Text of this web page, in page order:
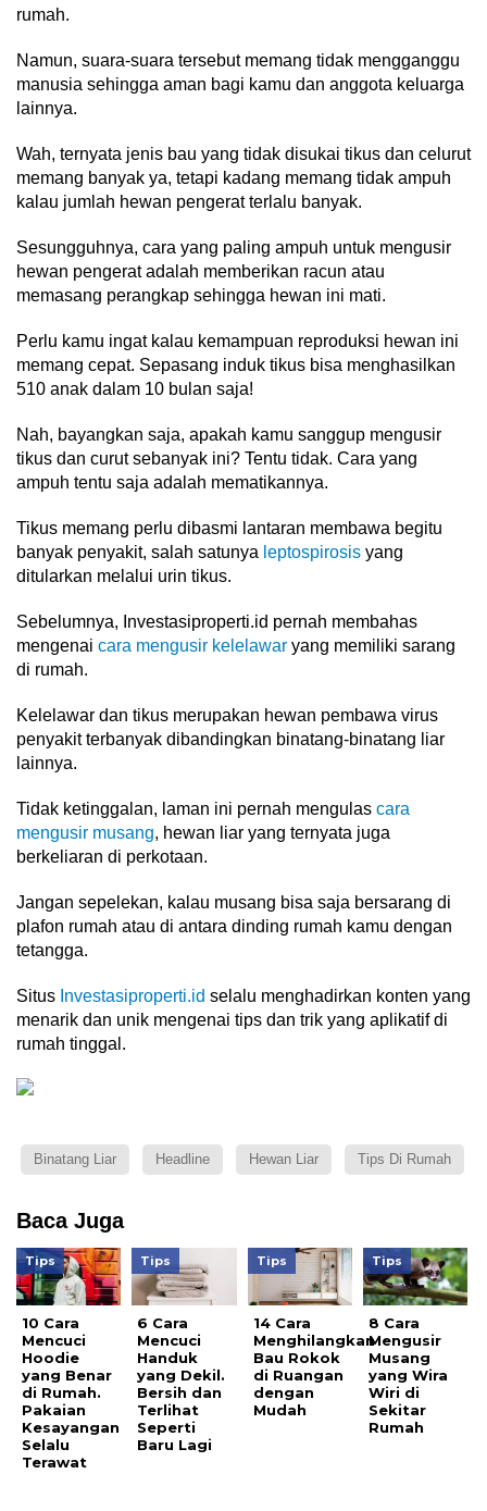
rumah.
Namun, suara-suara tersebut memang tidak mengganggu
manusia sehingga aman bagi kamu dan anggota keluarga
lainnya.
Wah, ternyata jenis bau yang tidak disukai tikus dan celurut
memang banyak ya, tetapi kadang memang tidak ampuh
kalau jumlah hewan pengerat terlalu banyak.
Sesungguhnya, cara yang paling ampuh untuk mengusir
hewan pengerat adalah memberikan racun atau
memasang perangkap sehingga hewan ini mati.
Perlu kamu ingat kalau kemampuan reproduksi hewan ini
memang cepat. Sepasang induk tikus bisa menghasilkan
510 anak dalam 10 bulan saja!
Nah, bayangkan saja, apakah kamu sanggup mengusir
tikus dan curut sebanyak ini? Tentu tidak. Cara yang
ampuh tentu saja adalah mematikannya.
Tikus memang perlu dibasmi lantaran membawa begitu
banyak penyakit, salah satunya leptospirosis yang
ditularkan melalui urin tikus.
Sebelumnya, Investasiproperti.id pernah membahas
mengenai cara mengusir kelelawar yang memiliki sarang
di rumah.
Kelelawar dan tikus merupakan hewan pembawa virus
penyakit terbanyak dibandingkan binatang-binatang liar
lainnya.
Tidak ketinggalan, laman ini pernah mengulas cara
mengusir musang, hewan liar yang ternyata juga
berkeliaran di perkotaan.
Jangan sepelekan, kalau musang bisa saja bersarang di
plafon rumah atau di antara dinding rumah kamu dengan
tetangga.
Situs Investasiproperti.id selalu menghadirkan konten yang
menarik dan unik mengenai tips dan trik yang aplikatif di
rumah tinggal.
Binatang Liar Headline Hewan Liar Tips Di Rumah
Baca Juga
Tips
10 Cara
Mencuci
Hoodie
yang Benar
di Rumah.
Pakaian
Kesayangan
Selalu
Terawat
Tips
6 Cara
Mencuci
Handuk
yang Dekil.
Bersih dan
Terlihat
Seperti
Baru Lagi
Tips
14 Cara
Menghilangkan
Bau Rokok
di Ruangan
dengan
Mudah
Tips
8 Cara
Mengusir
Musang
yang Wira
Wiri di
Sekitar
Rumah